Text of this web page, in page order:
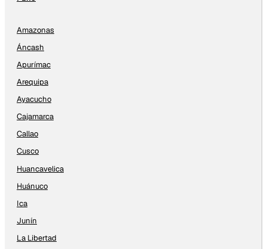
Amazonas
Áncash
Apurímac
Arequipa
Ayacucho
Cajamarca
Callao
Cusco
Huancavelica
Huánuco
Ica
Junín
La Libertad